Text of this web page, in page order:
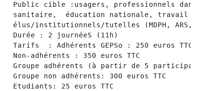
Public cible :usagers, professionnels dans les
sanitaire,  éducation nationale, travail
élus/institutionnels/tutelles (MDPH, ARS, CD,
Durée : 2 journéeS (11h)
Tarifs  : Adhérents GEPSo : 250 euros TTC
Non-adhérents : 350 euros TTC
Groupe adhérents (à partir de 5 participants):
Groupe non adhérents: 300 euros TTC
Etudiants: 25 euros TTC